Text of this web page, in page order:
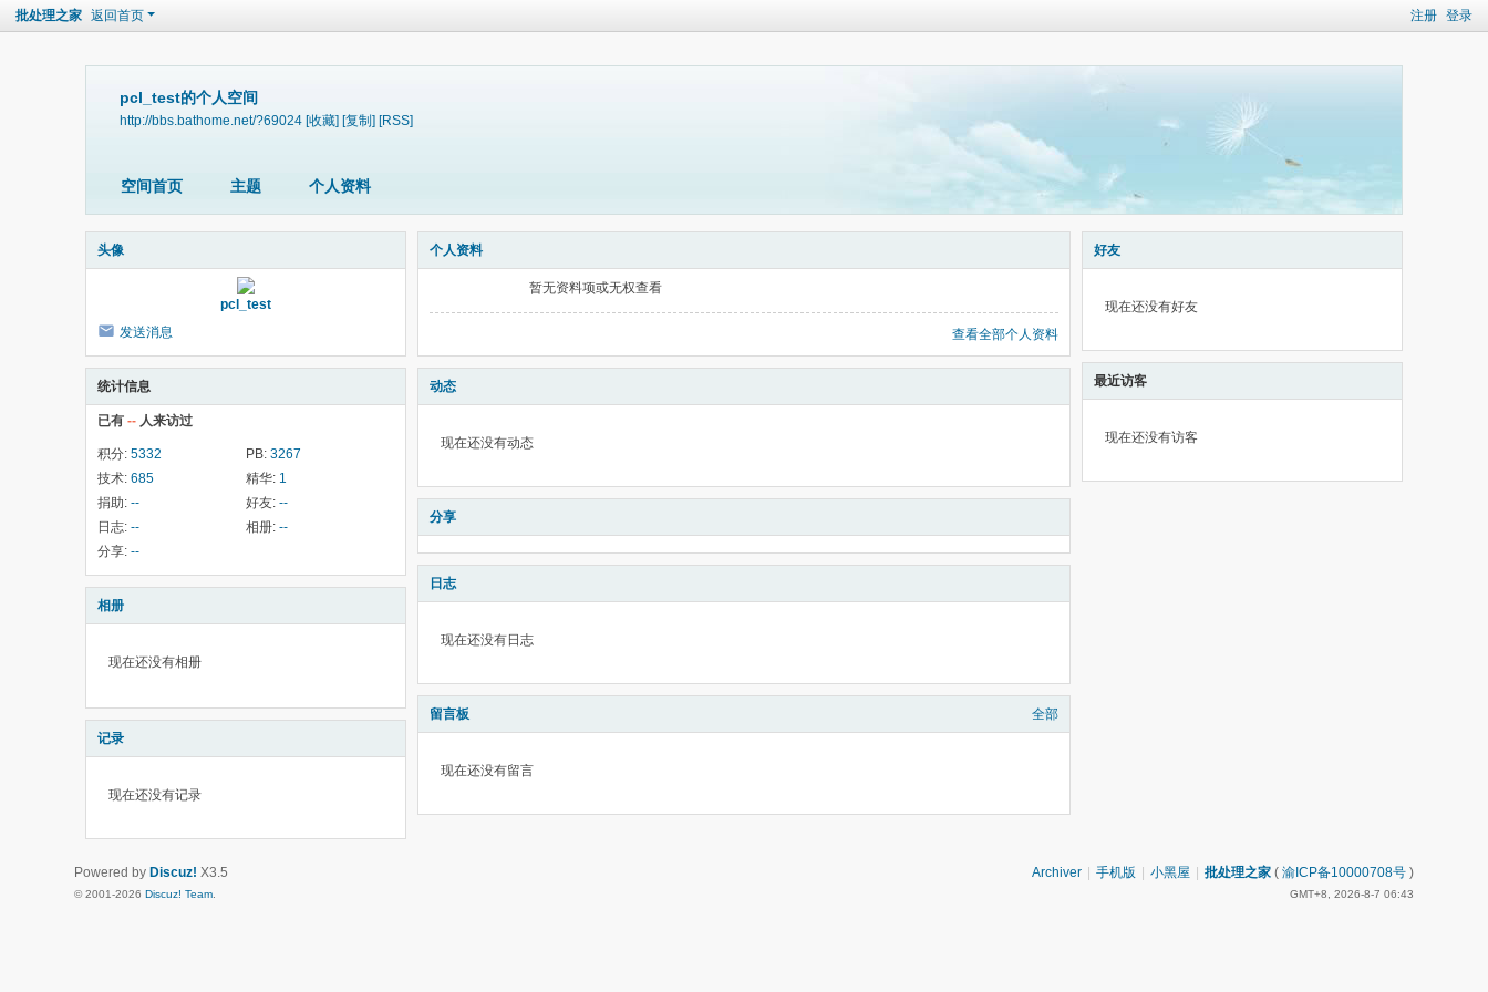
注册 登录
批处理之家 返回首页
pcl_test的个人空间
http://bbs.bathome.net/?69024 [收藏] [复制] [RSS]
空间首页 主题 个人资料
头像
pcl_test
发送消息
统计信息
已有 -- 人来访过
积分: 5332 PB: 3267
技术: 685 精华: 1
捐助: -- 好友: --
日志: -- 相册: --
分享: --
相册
现在还没有相册
记录
现在还没有记录
个人资料
暂无资料项或无权查看
查看全部个人资料
动态
现在还没有动态
分享
日志
现在还没有日志
留言板 全部
现在还没有留言
好友
现在还没有好友
最近访客
现在还没有访客
Archiver 手机版 小黑屋 批处理之家 ( 渝ICP备10000708号 )
GMT+8, 2026-8-7 06:43
Powered by Discuz! X3.5
© 2001-2026 Discuz! Team